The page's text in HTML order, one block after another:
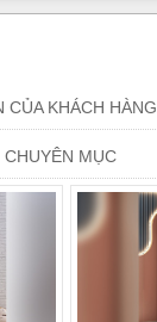
CỦA KHÁCH HÀNG
MỤC